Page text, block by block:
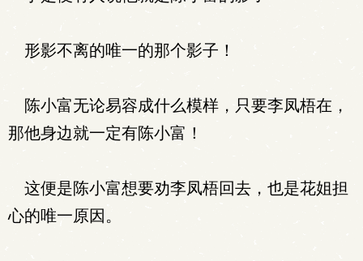
形影不离的唯一的那个影子！
陈小富无论易容成什么模样，只要李凤梧在，
那他身边就一定有陈小富！
这便是陈小富想要劝李凤梧回去，也是花姐担
心的唯一原因。